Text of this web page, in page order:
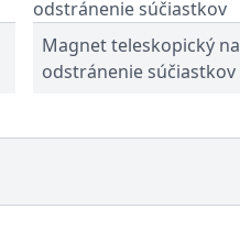
Magnet teleskopický na
odstránenie súčiastkov